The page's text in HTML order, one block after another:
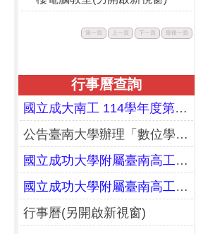
第一頁此
按
上一頁此
按
下一頁此
按
最後一頁此
按
行事曆查詢
國立成大南工 114學年度第二學期期末暨暑假行事曆(更正)
公告臺南大學辦理「數位學習教師增能研習工作坊」課程資訊
國立成功大學附屬臺南高工114學年度第一學期行事曆(校務會議通過版)
國立成功大學附屬臺南高工113學年度第二學期行事曆(校務會議通過版)
行事曆(另開啟新視窗)